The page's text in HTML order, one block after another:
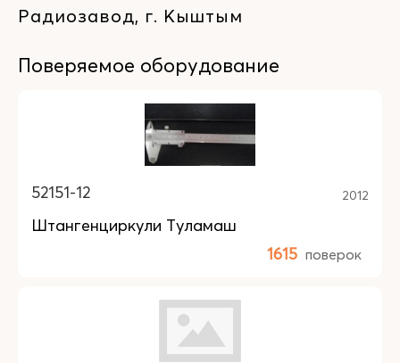
Радиозавод, г. Кыштым
Поверяемое оборудование
52151-12 2012
Штангенциркули Туламаш
1615 поверок